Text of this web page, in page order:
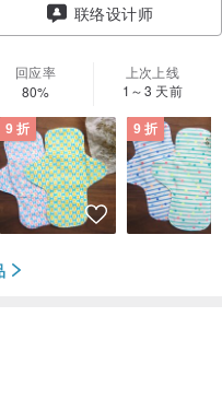
联络设计师
回应率
80%
上次上线
1～3 天前
9 折 9 折